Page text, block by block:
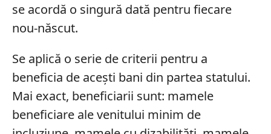
se acordă o singură dată pentru fiecare
nou-născut.
Se aplică o serie de criterii pentru a
beneficia de acești bani din partea statului.
Mai exact, beneficiarii sunt: mamele
beneficiare ale venitului minim de